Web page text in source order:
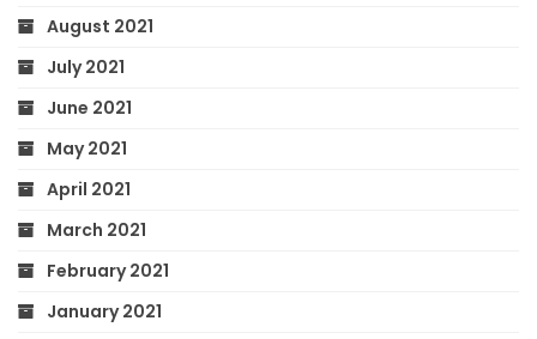
August 2021
July 2021
June 2021
May 2021
April 2021
March 2021
February 2021
January 2021